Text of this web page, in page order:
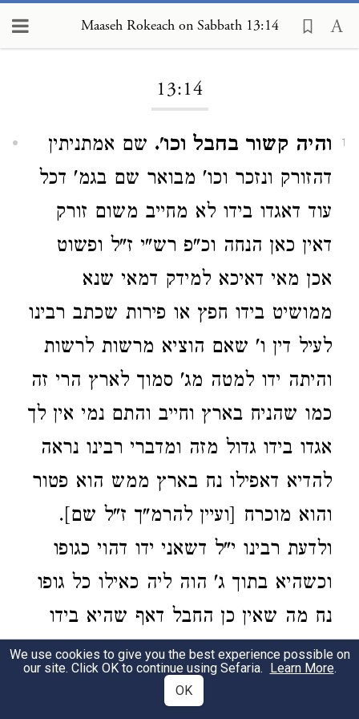
Maaseh Rokeach on Sabbath 13:14
13:14
1 והיה קשור בחבל וכו'. שם אמתניתין
דהזורק ונזכר וכו' מבואר שם בגמ' דכל
עוד דאגדו בידו לא מחייב משום זורק
דאין כאן הנחה וכ"פ רש"י ז"ל ופשוט
אכן מאי דאיכא למידק דמאי שנא
ממושיט בידו חפץ או פירות שכתב רבינו
לעיל דין ו' שאם הוציא מרשות לרשות
והיתה ידו למטה מג' סמוך לארץ הרי זה
כמו שהניח בארץ וחייב והתם נמי אין לך
אגדו בידו גדול מזה ומדברי רבינו נראה
להדיא דאפילו נח בארץ ממש הוא פטור
והוא מוכרח [ועיין להרמ"ך ז"ל שם].
ולדעת רבינו י"ל דשאני ידו דהוי כגופו
וכשהיא בתוך ג' הוה ליה כאילו כל גופו
נח מה שאין כן החבל דאף שהיא בידו
סוף כל סוף אינו כגופו ממש להחשיבו
הנחה גמורה כי ההיך ולפיכך אפילו נח
We use cookies to give you the best experience possible on
our site. Click OK to continue using Sefaria. Learn More.
OK